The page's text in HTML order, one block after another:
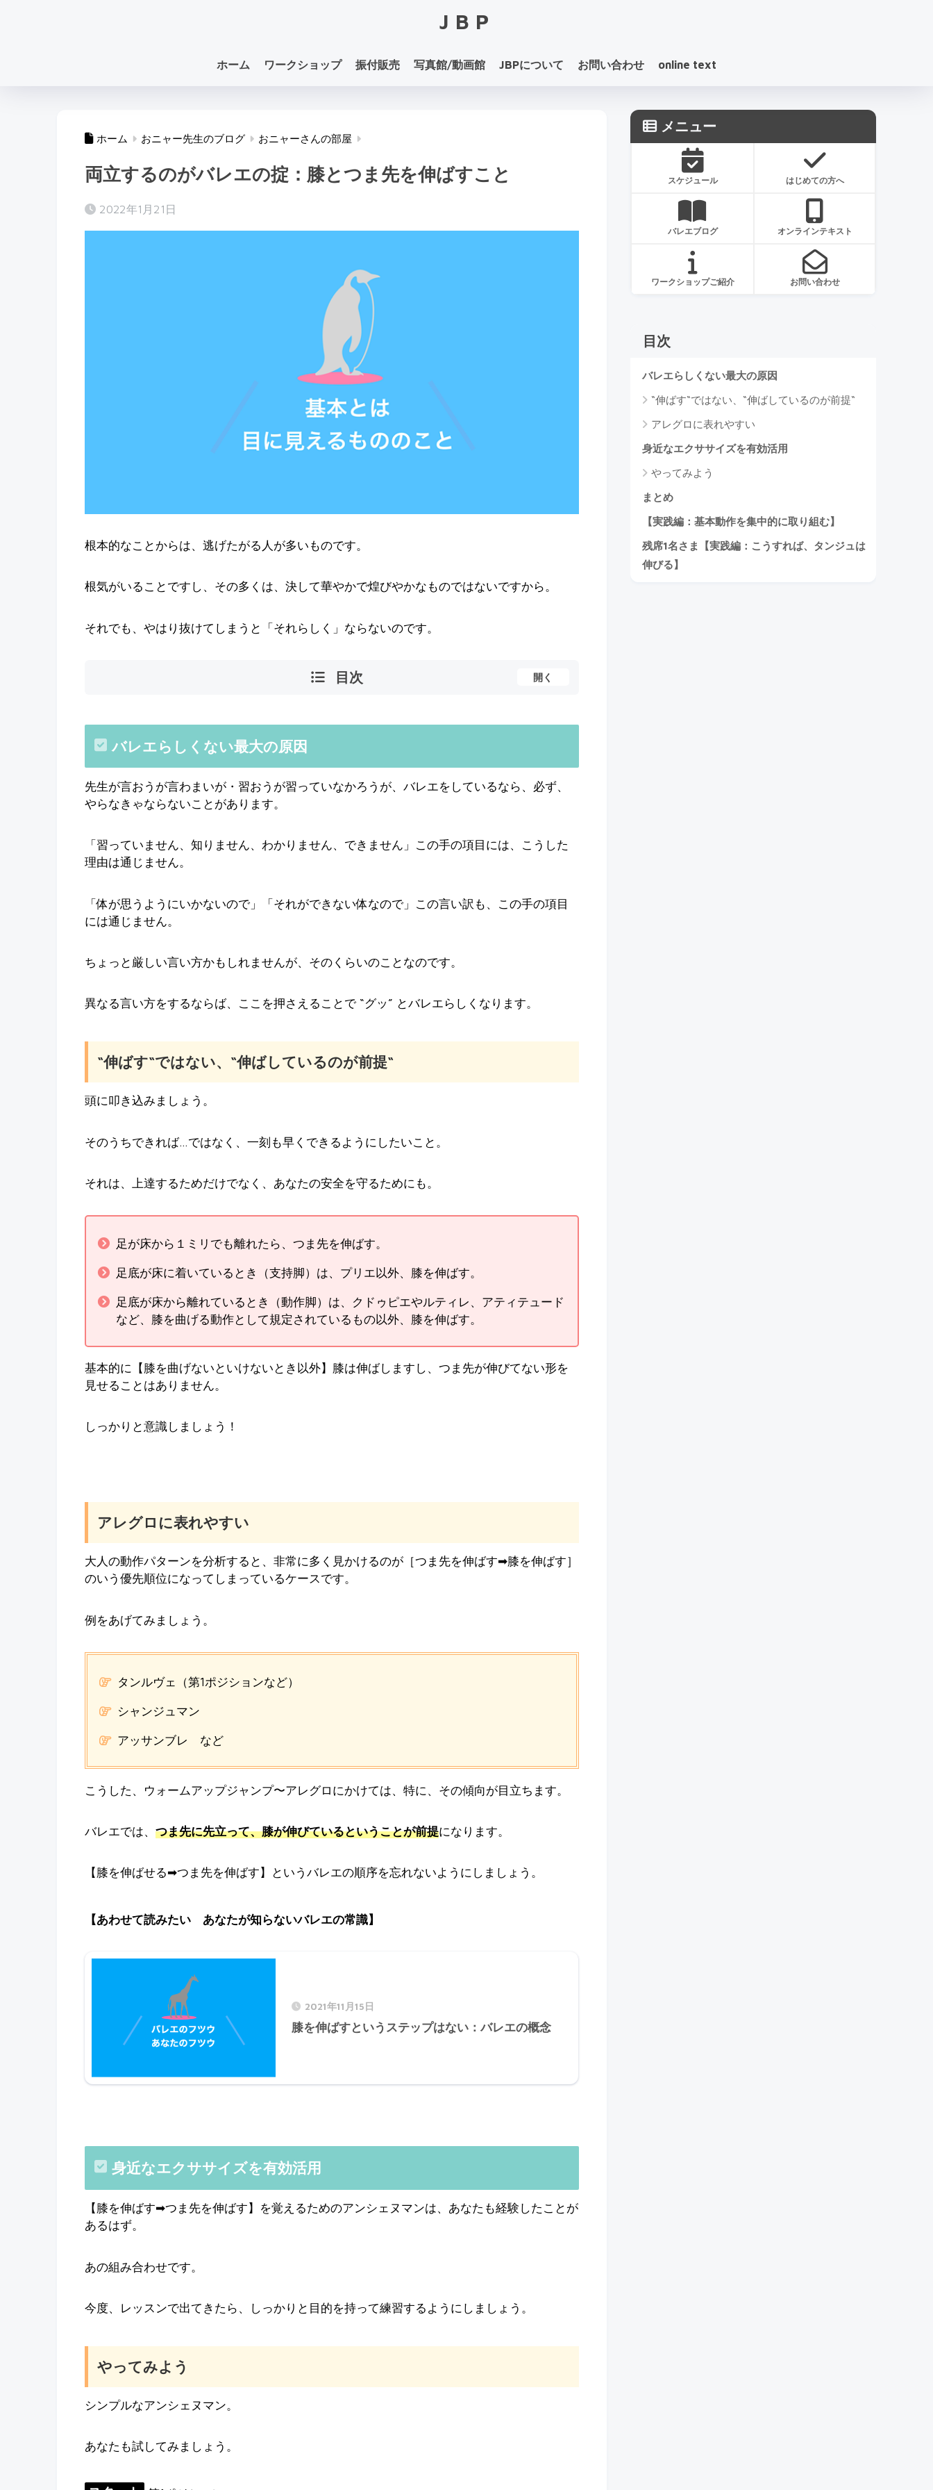
JBP
ホーム ワークショップ 振付販売 写真館/動画館 JBPについて お問い合わせ online text
ホーム おニャー先生のブログ おニャーさんの部屋
両立するのがバレエの掟：膝とつま先を伸ばすこと
2022年1月21日
根本的なことからは、逃げたがる人が多いものです。
根気がいることですし、その多くは、決して華やかで煌びやかなものではないですから。
それでも、やはり抜けてしまうと「それらしく」ならないのです。
目次 開く
バレエらしくない最大の原因
先生が言おうが言わまいが・習おうが習っていなかろうが、バレエをしているなら、必ず、
やらなきゃならないことがあります。
「習っていません、知りません、わかりません、できません」この手の項目には、こうした
理由は通じません。
「体が思うようにいかないので」「それができない体なので」この言い訳も、この手の項目
には通じません。
ちょっと厳しい言い方かもしれませんが、そのくらいのことなのです。
異なる言い方をするならば、ここを押さえることで “グッ” とバレエらしくなります。
“伸ばす“ではない、“伸ばしているのが前提“
頭に叩き込みましょう。
そのうちできれば…ではなく、一刻も早くできるようにしたいこと。
それは、上達するためだけでなく、あなたの安全を守るためにも。
足が床から１ミリでも離れたら、つま先を伸ばす。
足底が床に着いているとき（支持脚）は、プリエ以外、膝を伸ばす。
足底が床から離れているとき（動作脚）は、クドゥピエやルティレ、アティテュード
など、膝を曲げる動作として規定されているもの以外、膝を伸ばす。
基本的に【膝を曲げないといけないとき以外】膝は伸ばしますし、つま先が伸びてない形を
見せることはありません。
しっかりと意識しましょう！
アレグロに表れやすい
大人の動作パターンを分析すると、非常に多く見かけるのが［つま先を伸ばす➡︎膝を伸ばす］
のいう優先順位になってしまっているケースです。
例をあげてみましょう。
タンルヴェ（第1ポジションなど）
シャンジュマン
アッサンブレ など
こうした、ウォームアップジャンプ〜アレグロにかけては、特に、その傾向が目立ちます。
バレエでは、 つま先に先立って、膝が伸びているということが前提になります。
【膝を伸ばせる➡︎つま先を伸ばす】というバレエの順序を忘れないようにしましょう。
【あわせて読みたい あなたが知らないバレエの常識】
2021年11月15日
膝を伸ばすというステップはない：バレエの概念
身近なエクササイズを有効活用
【膝を伸ばす➡︎つま先を伸ばす】を覚えるためのアンシェヌマンは、あなたも経験したことが
あるはず。
あの組み合わせです。
今度、レッスンで出てきたら、しっかりと目的を持って練習するようにしましょう。
やってみよう
シンプルなアンシェヌマン。
あなたも試してみましょう。
メニュー
スケジュール はじめての方へ
バレエブログ オンラインテキスト
ワークショップご紹介 お問い合わせ
目次
バレエらしくない最大の原因
“伸ばす“ではない、“伸ばしているのが前提“
アレグロに表れやすい
身近なエクササイズを有効活用
やってみよう
まとめ
【実践編：基本動作を集中的に取り組む】
残席1名さま【実践編：こうすれば、タンジュは
伸びる】